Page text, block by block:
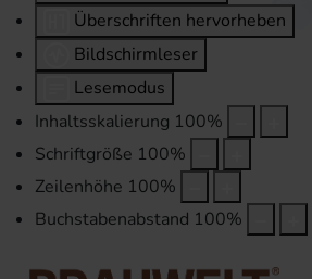
Überschriften hervorheben
Bildschirmleser
Lesemodus
Inhaltsskalierung 100%
Schriftgröße 100%
Zeilenhöhe 100%
Buchstabenabstand 100%